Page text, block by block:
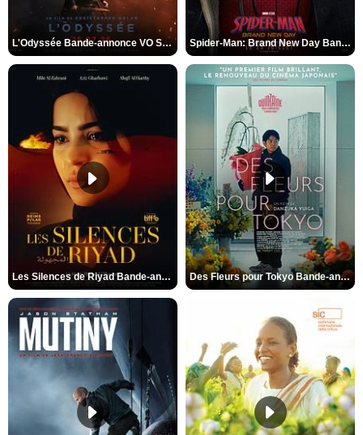
L'Odyssée Bande-annonce VO STFR Spider-Man: Brand New Day Bande-annonce VO STFR
Les Silences de Riyad Bande-annonce VO STFR Des Fleurs pour Tokyo Bande-annonce VO STFR